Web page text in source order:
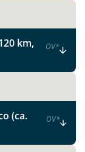
km,
OV*
(ca.
OV*